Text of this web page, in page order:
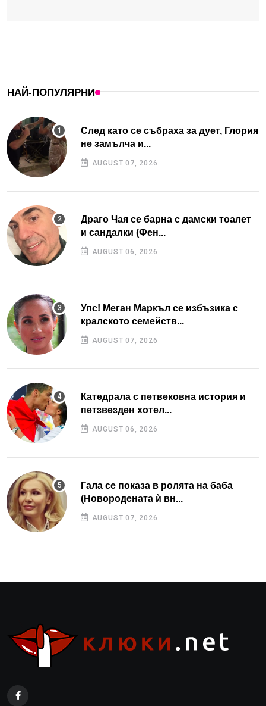
НАЙ-ПОПУЛЯРНИ
След като се събраха за дует, Глория
не замълча и...
AUGUST 07, 2026
Драго Чая се барна с дамски тоалет
и сандалки (Фен...
AUGUST 06, 2026
Упс! Меган Маркъл се избъзика с
кралското семейств...
AUGUST 07, 2026
Катедрала с петвековна история и
петзвезден хотел...
AUGUST 06, 2026
Гала се показа в ролята на баба
(Новородената ѝ вн...
AUGUST 07, 2026